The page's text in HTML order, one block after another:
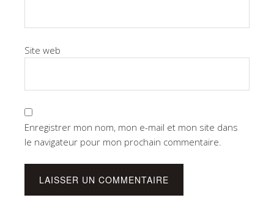
Site web
Enregistrer mon nom, mon e-mail et mon site dans
le navigateur pour mon prochain commentaire.